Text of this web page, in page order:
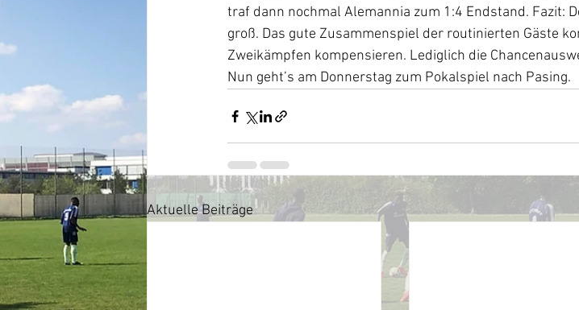
traf dann nochmal Alemannia zum 1:4 Endstand. Fazit:
groß. Das gute Zusammenspiel der routinierten Gäste
Zweikämpfen kompensieren. Lediglich die
Nun geht’s am Donnerstag zum Pokalspiel nach Pasing.
Aktuelle Beiträge